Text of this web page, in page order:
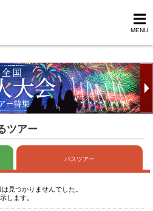
MENU
ツアー
バスツアー
見つかりませんでした。
します。